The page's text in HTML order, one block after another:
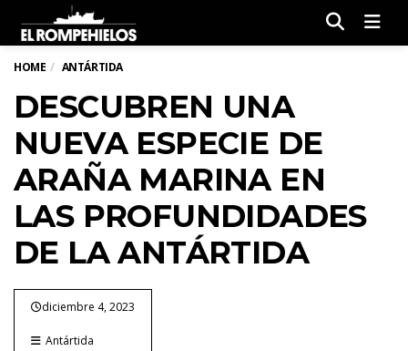
HOME ANTÁRTIDA
DESCUBREN UNA
NUEVA ESPECIE DE
ARAÑA MARINA EN
LAS PROFUNDIDADES
DE LA ANTÁRTIDA
diciembre 4, 2023
Antártida